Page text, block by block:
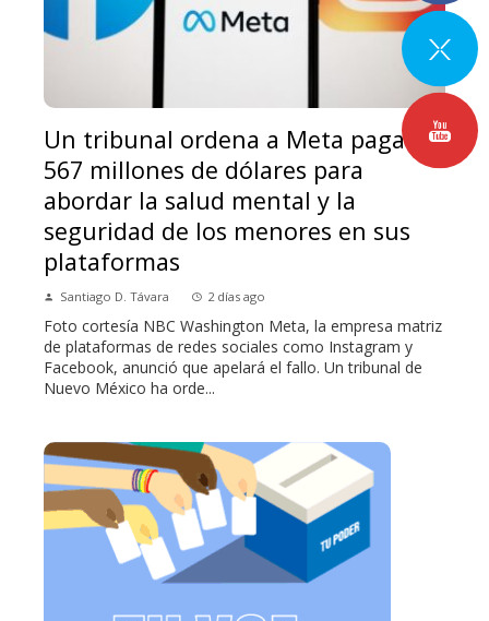
Un tribunal ordena a Meta pagar
567 millones de dólares para
abordar la salud mental y la
seguridad de los menores en sus
plataformas
Santiago D. Távara 2 días ago
Foto cortesía NBC Washington Meta, la empresa matriz
de plataformas de redes sociales como Instagram y
Facebook, anunció que apelará el fallo. Un tribunal de
Nuevo México ha orde...